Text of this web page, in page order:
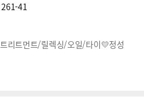
261-41
리트먼트/릴렉싱/오일/타이💛정성